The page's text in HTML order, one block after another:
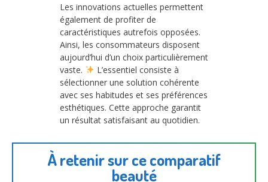
Les innovations actuelles permettent
également de profiter de
caractéristiques autrefois opposées.
Ainsi, les consommateurs disposent
aujourd’hui d’un choix particulièrement
vaste.
L’essentiel consiste à
sélectionner une solution cohérente
avec ses habitudes et ses préférences
esthétiques. Cette approche garantit
un résultat satisfaisant au quotidien.
À retenir sur ce comparatif
beauté